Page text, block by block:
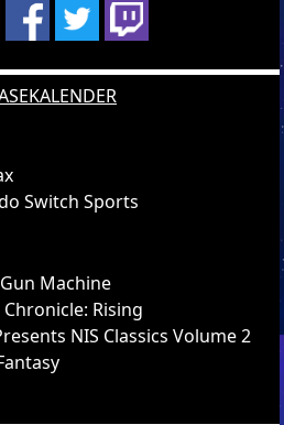
Switch Sports
Machine
Rising
NIS Classics Volume 2